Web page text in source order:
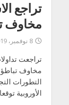
تراجع
مخاوف
8 نوفمبر، 2019
مخاوف تباطؤ
التطورات
الأوروبية